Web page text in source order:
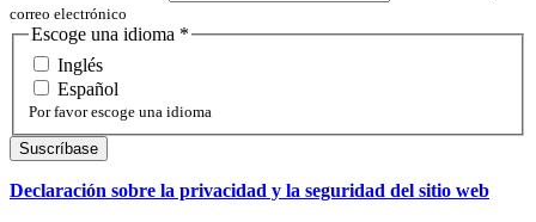
correo electrónico
Escoge una idioma *
Inglés
Español
Por favor escoge una idioma
Declaración sobre la privacidad y la seguridad del sitio web